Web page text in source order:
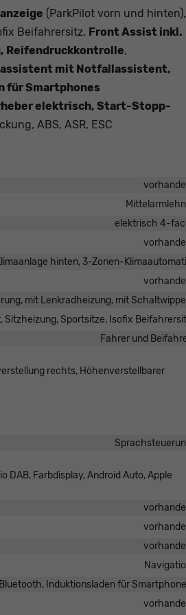
(ParkPilot vorn und hinten),
Beifahrersitz, Front Assist inkl.
Reifendruckkontrolle,
mit Notfallassistent,
für Smartphones
elektrisch, Start-Stopp-
ABS, ASR, ESC
elektrisch 4-
hinten, 3-Zonen-
mit Lenkradheizung, mit
Sitzheizung, Sportsitze, Isofix
Fahrer und
rechts, Höhenverstellbarer
DAB, Farbdisplay, Android Auto, Apple
Induktionsladen für